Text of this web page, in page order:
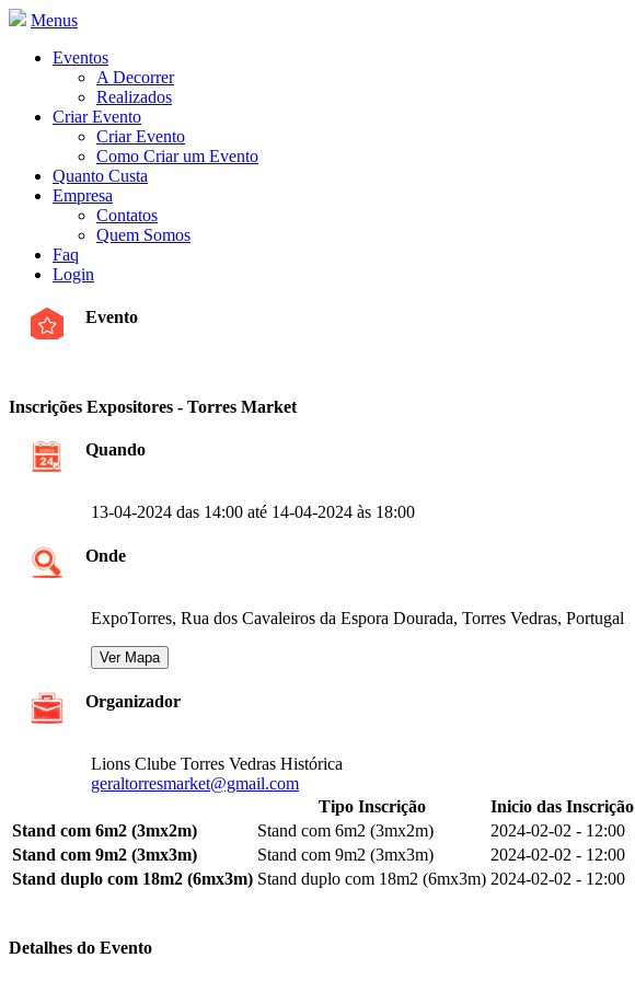
Menus
Eventos
A Decorrer
Realizados
Criar Evento
Criar Evento
Como Criar um Evento
Quanto Custa
Empresa
Contatos
Quem Somos
Faq
Login
Evento
Inscrições Expositores - Torres Market
Quando
13-04-2024 das 14:00 até 14-04-2024 às 18:00
Onde
ExpoTorres, Rua dos Cavaleiros da Espora Dourada, Torres Vedras, Portugal
Organizador
Lions Clube Torres Vedras Histórica
geraltorresmarket@gmail.com
Tipo Inscrição
Inicio das Inscrição
Stand com 6m2 (3mx2m)
Stand com 6m2 (3mx2m) 2024-02-02 - 12:00
Stand com 9m2 (3mx3m)
Stand com 9m2 (3mx3m) 2024-02-02 - 12:00
Stand duplo com 18m2 (6mx3m) Stand duplo com 18m2 (6mx3m) 2024-02-02 - 12:00
Detalhes do Evento